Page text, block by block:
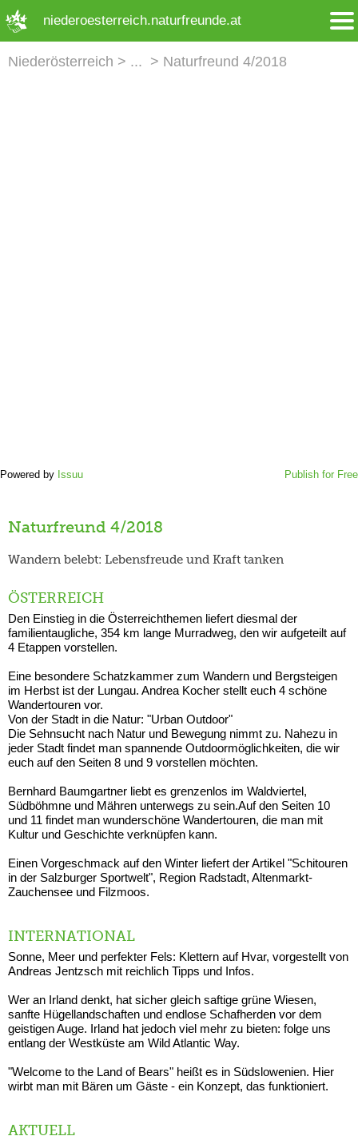
niederoesterreich.naturfreunde.at
Niederösterreich Naturfreund 4/2018
Powered by Issuu Publish for Free
Naturfreund 4/2018
Wandern belebt: Lebensfreude und Kraft tanken
ÖSTERREICH
Den Einstieg in die Österreichthemen liefert diesmal der
familientaugliche, 354 km lange Murradweg, den wir aufgeteilt auf
4 Etappen vorstellen.
Eine besondere Schatzkammer zum Wandern und Bergsteigen
im Herbst ist der Lungau. Andrea Kocher stellt euch 4 schöne
Wandertouren vor.
Von der Stadt in die Natur: "Urban Outdoor"
Die Sehnsucht nach Natur und Bewegung nimmt zu. Nahezu in
jeder Stadt findet man spannende Outdoormöglichkeiten, die wir
euch auf den Seiten 8 und 9 vorstellen möchten.
Bernhard Baumgartner liebt es grenzenlos im Waldviertel,
Südböhmne und Mähren unterwegs zu sein.Auf den Seiten 10
und 11 findet man wunderschöne Wandertouren, die man mit
Kultur und Geschichte verknüpfen kann.
Einen Vorgeschmack auf den Winter liefert der Artikel "Schitouren
in der Salzburger Sportwelt", Region Radstadt, Altenmarkt-
Zauchensee und Filzmoos.
INTERNATIONAL
Sonne, Meer und perfekter Fels: Klettern auf Hvar, vorgestellt von
Andreas Jentzsch mit reichlich Tipps und Infos.
Wer an Irland denkt, hat sicher gleich saftige grüne Wiesen,
sanfte Hügellandschaften und endlose Schafherden vor dem
geistigen Auge. Irland hat jedoch viel mehr zu bieten: folge uns
entlang der Westküste am Wild Atlantic Way.
"Welcome to the Land of Bears" heißt es in Südslowenien. Hier
wirbt man mit Bären um Gäste - ein Konzept, das funktioniert.
AKTUELL